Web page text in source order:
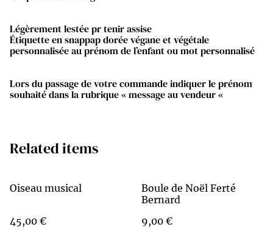
Légèrement lestée pr tenir assise
Étiquette en snappap dorée végane et végétale
personnalisée au prénom de l’enfant ou mot personnalisé
Lors du passage de votre commande indiquer le prénom
souhaité dans la rubrique « message au vendeur «
Related items
Oiseau musical
45,00 €
Boule de Noël Ferté
Bernard
9,00 €